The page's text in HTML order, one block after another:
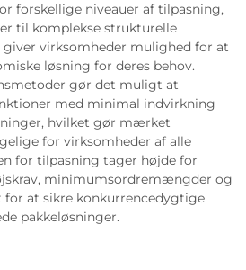
forskellige niveauer af tilpasning,
til komplekse strukturelle
virksomheder mulighed for at
løsning for deres behov.
gør det muligt at
med minimal indvirkning
hvilket gør mærket
for virksomheder af alle
for tilpasning tager højde for
minimumsordremængder og
at sikre konkurrencedygtige
pakkeløsninger.